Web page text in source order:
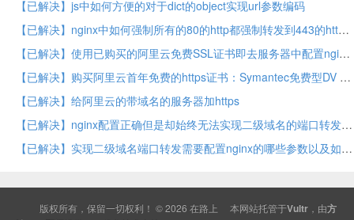
【已解决】js中如何方便的对于dict的object实现url参数编码
【已解决】nginx中如何强制所有的80的http都强制转发到443的https
【已解决】使用已购买的阿里云免费SSL证书即去服务器中配置nginx的https证书
【已解决】购买阿里云首年免费的https证书：Symantec免费型DV SSL证书
【已解决】给阿里云的带域名的服务器加https
【已解决】nginx配置正确但是却始终无法实现二级域名的端口转发效果
【已解决】实现二级域名端口转发需要配置nginx的哪些参数以及如何配置
版权所有，保留一切权利！ © 2026 在路上 本网站托管于Vultr ，由方